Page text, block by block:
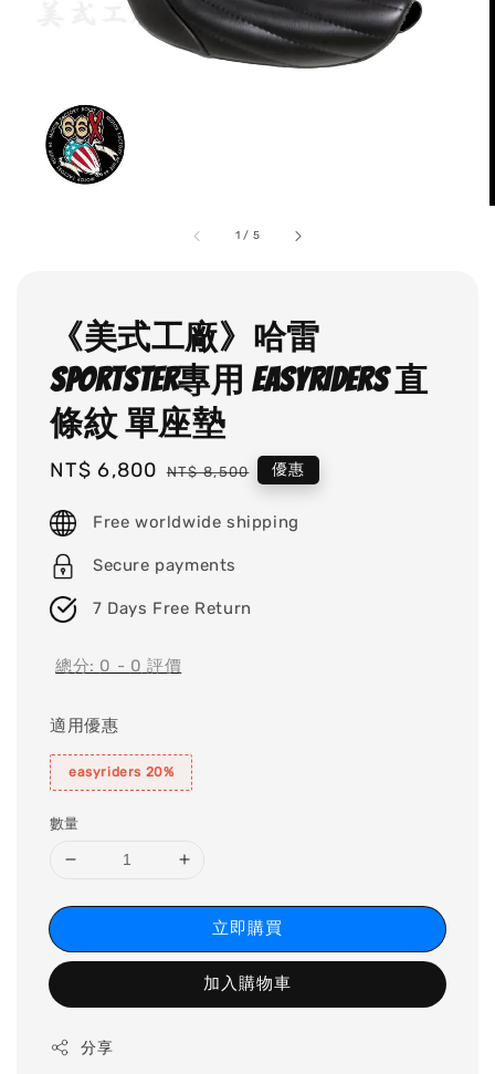
1 / 5
《美式工廠》哈雷
SPORTSTER專用 EASYRIDERS 直
條紋 單座墊
Sale
NT$ 6,800 Regular
NT$ 8,500 優惠
Free worldwide shipping
Secure payments
7 Days Free Return
總分: 0 - 0 評價
適用優惠
easyriders 20%
數量
立即購買
加入購物車
分享